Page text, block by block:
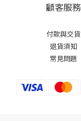
顧客服務
付款與交貨
退貨須知
常見問題